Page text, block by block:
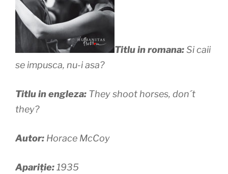
Titlu in romana:Si caii
se impusca, nu-i asa?
Titlu in engleza: They shoot horses, don´t
they?
Autor: Horace McCoy
Apariție:1935